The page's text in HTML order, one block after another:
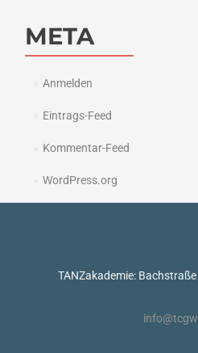
META
Anmelden
Eintrags-Feed
Kommentar-Feed
WordPress.org
TANZakademie: